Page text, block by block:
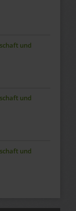
und
und
und